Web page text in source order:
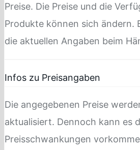
Preise. Die Preise und die
Produkte können sich ändern.
die aktuellen Angaben beim
Infos zu Preisangaben
Die angegebenen Preise
aktualisiert. Dennoch kann es
Preisschwankungen